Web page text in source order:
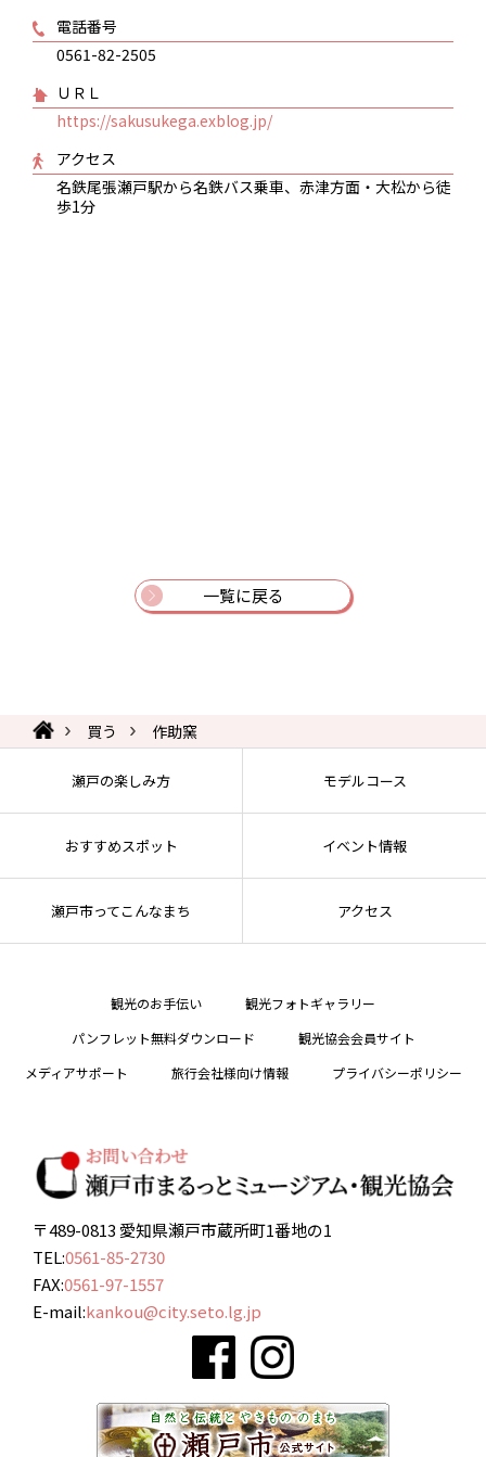
電話番号
0561-82-2505
ＵＲＬ
https://sakusukega.exblog.jp/
アクセス
名鉄尾張瀬戸駅から名鉄バス乗車、赤津方面・大松から徒
歩1分
一覧に戻る
買う 作助窯
瀬戸の楽しみ方 モデルコース
おすすめスポット イベント情報
瀬戸市ってこんなまち アクセス
観光のお手伝い
観光フォトギャラリー
パンフレット無料ダウンロード
観光協会会員サイト
メディアサポート
旅行会社様向け情報 プライバシーポリシー
〒489-0813 愛知県瀬戸市蔵所町1番地の1
TEL:0561-85-2730
FAX:0561-97-1557
E-mail:kankou@city.seto.lg.jp